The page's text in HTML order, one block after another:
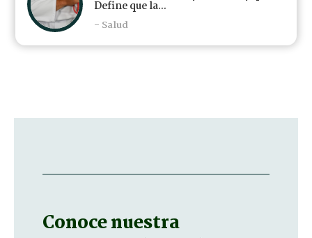
Define que la...
- Salud
Conoce nuestra